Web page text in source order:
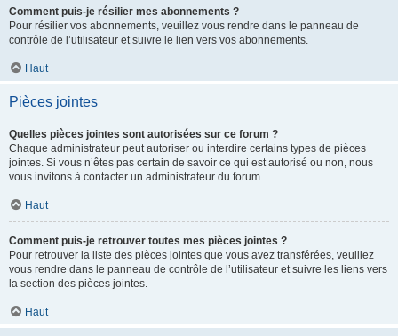
Comment puis-je résilier mes abonnements ?
Pour résilier vos abonnements, veuillez vous rendre dans le panneau de
contrôle de l’utilisateur et suivre le lien vers vos abonnements.
Haut
Pièces jointes
Quelles pièces jointes sont autorisées sur ce forum ?
Chaque administrateur peut autoriser ou interdire certains types de pièces
jointes. Si vous n’êtes pas certain de savoir ce qui est autorisé ou non, nous
vous invitons à contacter un administrateur du forum.
Haut
Comment puis-je retrouver toutes mes pièces jointes ?
Pour retrouver la liste des pièces jointes que vous avez transférées, veuillez
vous rendre dans le panneau de contrôle de l’utilisateur et suivre les liens vers
la section des pièces jointes.
Haut